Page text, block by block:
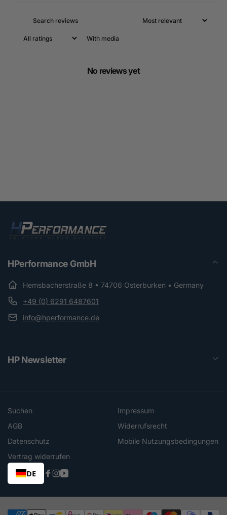
With media
No reviews yet
HPerformance GmbH
Hemsbacherstraße 8 • 74706 Osterburken • Germany
+49 (0) 6291 6487601
info@hperformance.de
HP Newsletter
Suchen
Impressum
AGB
Widerrufsrecht
Datenschutz
Mobile Nutzungsbedingungen
Vertrag widerrufen
DE
Facebook
Instagram
YouTube